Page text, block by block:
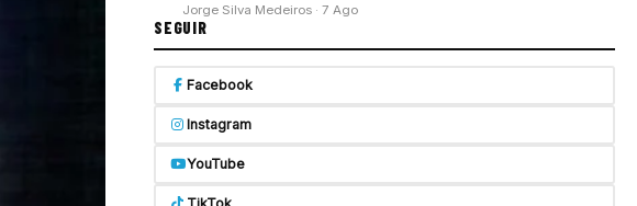
Jorge Silva Medeiros · 7 Ago
SEGUIR
Facebook
Instagram
YouTube